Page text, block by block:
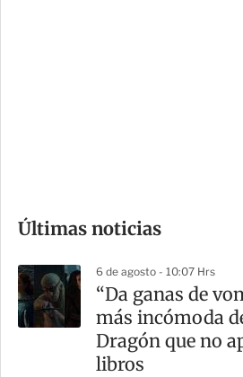
m
a
r
t
Últimas noticias
6 de agosto - 10:07 Hrs
“Da ganas de
más incómoda
Dragón que no
libros